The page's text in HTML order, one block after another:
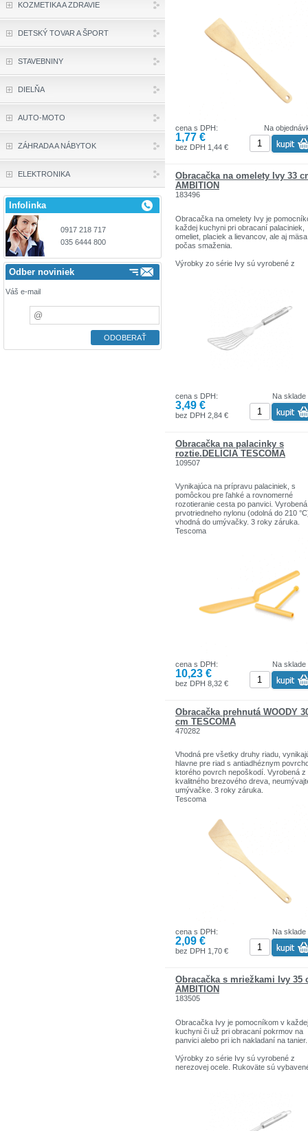
Na
cena s DPH:
1,77 €
bez DPH 1,44 €
Obracačka na omelety Ivy 33
AMBITION
183496
Obracačka na omelety Ivy je
každej kuchyni pri obracaní palaciniek,
omeliet, placiek a lievancov, ale aj mäsa
počas smaženia.
Výrobky zo série Ivy sú vyrobené z
lopatky, obracačky, šľahacie metly,
naberačky, kuchynské lyžice, sitká,
strúhadlá a otvárač na konzervy a iné.
Na sklade
cena s DPH:
3,49 €
bez DPH 2,84 €
Obracačka na palacinky s
roztie.DELÍCIA TESCOMA
109507
Vynikajúca na prípravu palaciniek, s
pomôckou pre ľahké a rovnomerné
rozotieranie cesta po panvici.
prvotriedneho nylonu (odolná do 210
vhodná do umývačky. 3 roky záruka.
Tescoma
Na sklade
cena s DPH:
10,23 €
bez DPH 8,32 €
Obracačka prehnutá WOODY
cm TESCOMA
470282
Vhodná pre všetky druhy riadu,
hlavne pre riad s antiadhéznym
ktorého povrch nepoškodí. Vyrobená z
kvalitného brezového dreva,
umývačke. 3 roky záruka.
Tescoma
Na sklade
cena s DPH:
2,09 €
bez DPH 1,70 €
Obracačka s mriežkami Ivy 35
AMBITION
183505
Obracačka Ivy je pomocníkom v každej
kuchyni či už pri obracaní pokrmov na
panvici alebo pri ich nakladaní na tanier.
Výrobky zo série Ivy sú vyrobené z
nerezovej ocele. Rukoväte sú
naberačky, kuchynské lyžice, sitká,
strúhadlá a otvárač na konzervy a iné.
KOZMETIKA A ZDRAVIE
DETSKÝ TOVAR A ŠPORT
STAVEBNINY
DIELŇA
AUTO-MOTO
ZÁHRADA A NÁBYTOK
ELEKTRONIKA
Infolinka
0917 218 717
035 6444 800
Odber noviniek
Váš e-mail